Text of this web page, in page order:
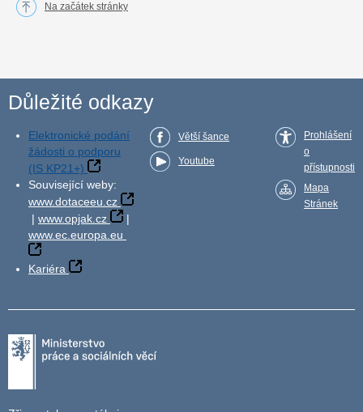
Na začátek stránky
Důležité odkazy
Elektronické podání
žádosti o podporu
(IS KP21+)
Související weby:
www.dotaceeu.cz
| www.opjak.cz
|
www.ec.europa.eu
Kariéra
Větší šance
Youtube
Prohlášení
o
přístupnosti
Mapa
Stránek